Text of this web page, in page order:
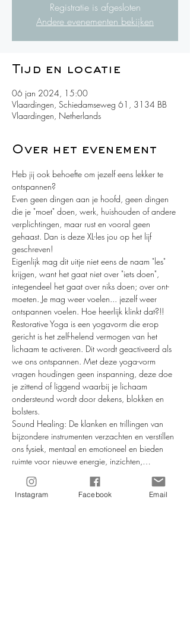
Registratie is afgesloten
Andere evenementen bekijken
Tijd en locatie
06 jan 2024, 15:00
Vlaardingen, Schiedamseweg 61, 3134 BB
Vlaardingen, Netherlands
Over het evenement
Heb jij ook behoefte om jezelf eens lekker te
ontspannen?
Even geen dingen aan je hoofd, geen dingen
die je "moet" doen, werk, huishouden of andere
verplichtingen, maar rust en vooral geen
gehaast. Dan is deze XL-les jou op het lijf
geschreven!
Eigenlijk mag dit uitje niet eens de naam "les"
krijgen, want het gaat niet over "iets doen",
integendeel het gaat over niks doen; over ont-
moeten. Je mag weer voelen... jezelf weer
ontspannen voelen. Hoe heerlijk klinkt dat?!!
Restorative Yoga is een yogavorm die erop
gericht is het zelf-helend vermogen van het
lichaam te activeren. Dit wordt geactiveerd als
we ons ontspannen. Met deze yoga-vorm
vragen houdingen geen inspanning, deze doe
je zittend of liggend waarbij je lichaam
ondersteund wordt door dekens, blokken en
bolsters.
Sound Healing: De klanken en trillingen van
bijzondere instrumenten verzachten en verstillen
ons fysiek, mentaal en emotioneel en bieden
ruimte voor nieuwe energie, inzichten,…
Meer lezen >
Instagram Facebook Email